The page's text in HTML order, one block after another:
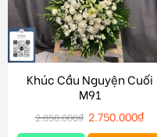
Khúc Cầu Nguyện Cuối
M91
2.850.000₫ 2.750.000₫